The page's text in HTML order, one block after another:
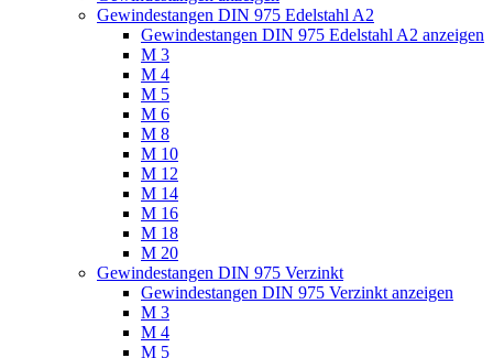
Gewindestangen DIN 975 Edelstahl A2
Gewindestangen DIN 975 Edelstahl A2 anzeigen
M 3
M 4
M 5
M 6
M 8
M 10
M 12
M 14
M 16
M 18
M 20
Gewindestangen DIN 975 Verzinkt
Gewindestangen DIN 975 Verzinkt anzeigen
M 3
M 4
M 5